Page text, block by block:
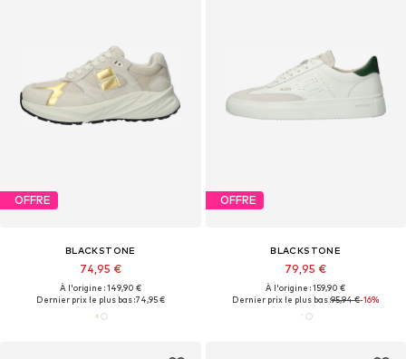
OFFRE
BLACKSTONE
74,95 €
À l'origine : 149,90 €
Dernier prix le plus bas :74,95 €
OFFRE
BLACKSTONE
79,95 €
À l'origine : 159,90 €
Dernier prix le plus bas :95,94 €-16%